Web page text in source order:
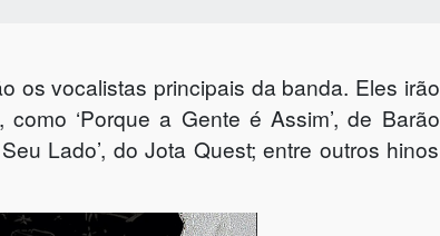
os vocalistas principais da banda. Eles irão
‘Porque a Gente é Assim’, de Barão
Lado’, do Jota Quest; entre outros hinos